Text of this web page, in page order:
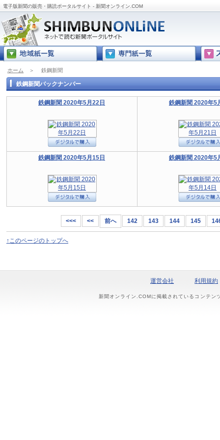
電子版新聞の販売・購読ポータルサイト - 新聞オンライン.COM
ホーム ＞ 鉄鋼新聞
鉄鋼新聞バックナンバー
鉄鋼新聞 2020年5月22日 鉄鋼新聞 2020年5
鉄鋼新聞 2020年5月15日 鉄鋼新聞 2020年5
<<< << 前へ 142 143 144 145
↑このページのトップへ
運営会社 利用規約
新聞オンライン.COMに掲載されているコンテン